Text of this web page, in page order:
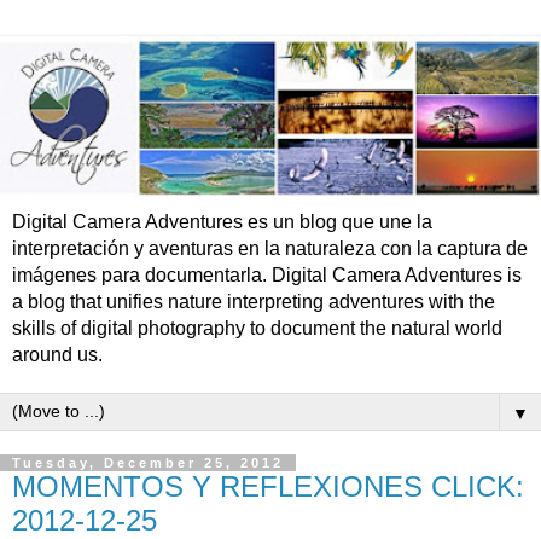
Digital Camera Adventures es un blog que une la
interpretación y aventuras en la naturaleza con la captura de
imágenes para documentarla. Digital Camera Adventures is
a blog that unifies nature interpreting adventures with the
skills of digital photography to document the natural world
around us.
▼
Tuesday, December 25, 2012
MOMENTOS Y REFLEXIONES CLICK:
2012-12-25